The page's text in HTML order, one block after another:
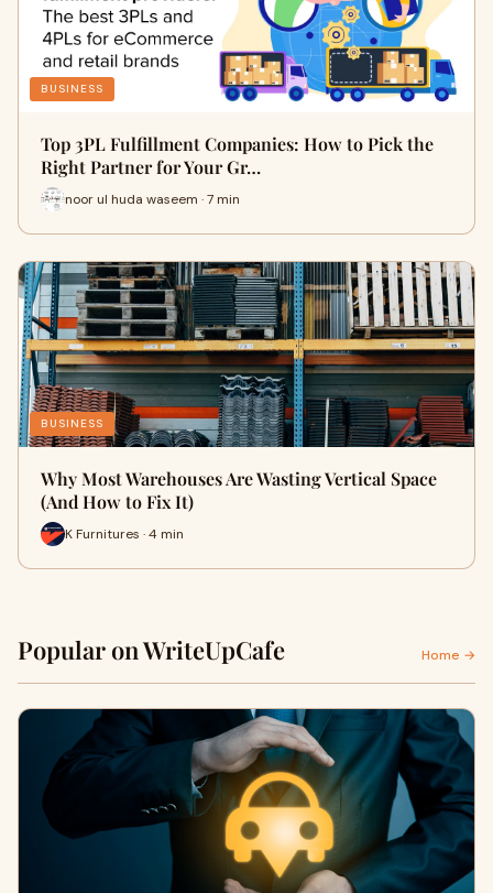
BUSINESS
Top 3PL Fulfillment Companies: How to Pick the
Right Partner for Your Gr…
noor ul huda waseem · 7 min
BUSINESS
Why Most Warehouses Are Wasting Vertical Space
(And How to Fix It)
K Furnitures · 4 min
Popular on WriteUpCafe Home →